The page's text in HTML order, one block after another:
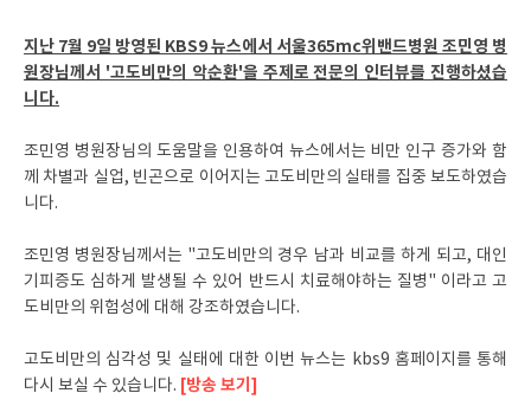
지난 7월 9일 방영된 KBS9 뉴스에서 서울365mc위밴드병원 조민영 병
원장님께서 '고도비만의 악순환'을 주제로 전문의 인터뷰를 진행하셨습
니다.
조민영 병원장님의 도움말을 인용하여 뉴스에서는 비만 인구 증가와 함
께 차별과 실업, 빈곤으로 이어지는 고도비만의 실태를 집중 보도하였습
니다.
조민영 병원장님께서는 "고도비만의 경우 남과 비교를 하게 되고, 대인
기피증도 심하게 발생될 수 있어 반드시 치료해야하는 질병" 이라고 고
도비만의 위험성에 대해 강조하였습니다.
고도비만의 심각성 및 실태에 대한 이번 뉴스는 kbs9 홈페이지를 통해
다시 보실 수 있습니다. [방송 보기]